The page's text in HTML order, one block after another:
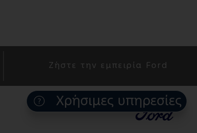
Χρήσιμες υπηρεσίες
Ζήστε την εμπειρία Ford